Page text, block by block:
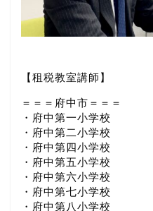
【租税教室講師】
＝＝＝府中市＝＝＝
・府中第一小学校
・府中第二小学校
・府中第四小学校
・府中第五小学校
・府中第六小学校
・府中第七小学校
・府中第八小学校